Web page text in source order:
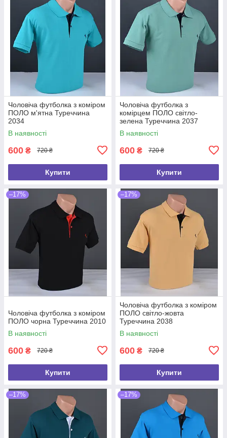
Чоловіча футболка з коміром
ПОЛО м'ятна Туреччина
2034
В наявності
600 ₴ 720 ₴
Купити
Чоловіча футболка з
комірцем ПОЛО світло-
зелена Туреччина 2037
В наявності
600 ₴ 720 ₴
Купити
–17%
Чоловіча футболка з коміром
ПОЛО чорна Туреччина 2010
В наявності
600 ₴ 720 ₴
Купити
–17%
Чоловіча футболка з коміром
ПОЛО світло-жовта
Туреччина 2038
В наявності
600 ₴ 720 ₴
Купити
–17% –17%